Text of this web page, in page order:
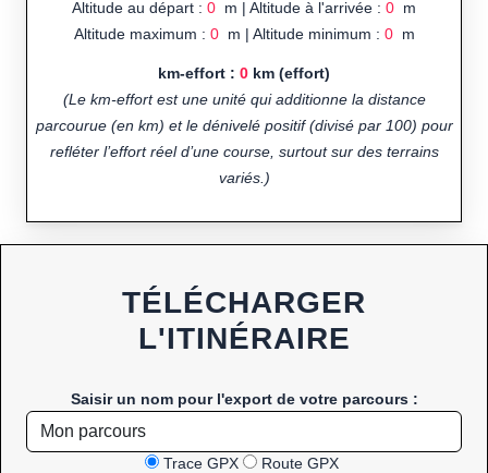
Altitude au départ : 0 m | Altitude à l'arrivée : 0 m
Altitude maximum : 0m | Altitude minimum : 0m
km-effort : 0 km (effort)
(Le km-effort est une unité qui additionne la distance
parcourue (en km) et le dénivelé positif (divisé par 100) pour
refléter l’effort réel d’une course, surtout sur des terrains
variés.)
TÉLÉCHARGER
L'ITINÉRAIRE
Saisir un nom pour l'export de votre parcours :
Trace GPX Route GPX